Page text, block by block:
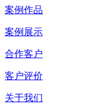
案例作品
案例展示
合作客户
客户评价
关于我们